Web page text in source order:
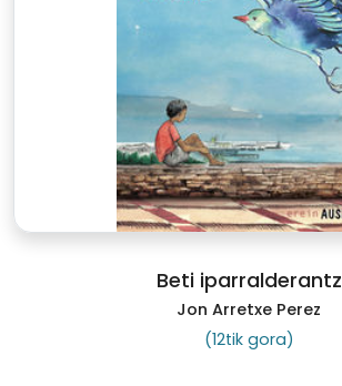
Beti iparralderantz
Jon Arretxe Perez
(12tik gora)